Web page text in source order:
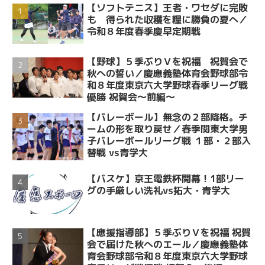
【ソフトテニス】王者・ワセダに完敗
も 得られた収穫を糧に勝負の夏へ／
令和８年度春季慶早定期戦
【野球】５季ぶりＶを祝福 祝賀会で
秋への誓い／慶應義塾体育会野球部令
和８年度東京六大学野球春季リーグ戦
優勝 祝賀会～前編～
【バレーボール】無念の２部降格。チ
ームの形を取り戻せ／春季関東大学男
子バレーボールリーグ戦 １部・２部入
替戦 vs青学大
【バスケ】京王電鉄杯開幕！1部リー
グの手厳しい洗礼vs拓大・青学大
【應援指導部】５季ぶりＶを祝福 祝賀
会で届けた秋へのエール／慶應義塾体
育会野球部令和８年度東京六大学野球